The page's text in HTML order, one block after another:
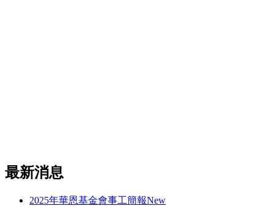
最新消息
2025年華恩基金會事工簡報New